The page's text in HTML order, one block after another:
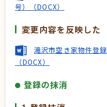
号）（DOCX）
変更内容を反映した
滝沢市空き家物件登
（DOCX）
登録の抹消